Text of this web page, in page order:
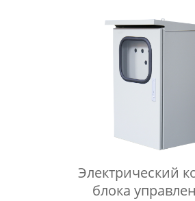
Электрический
блока